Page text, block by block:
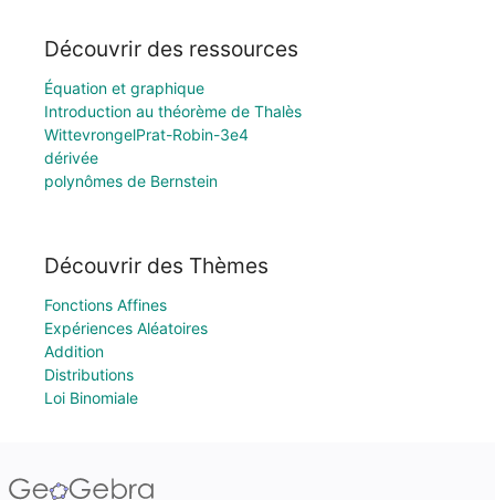
Découvrir des ressources
Équation et graphique
Introduction au théorème de Thalès
WittevrongelPrat-Robin-3e4
dérivée
polynômes de Bernstein
Découvrir des Thèmes
Fonctions Affines
Expériences Aléatoires
Addition
Distributions
Loi Binomiale